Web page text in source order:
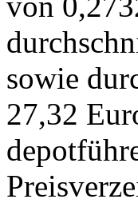
sowie
27,32